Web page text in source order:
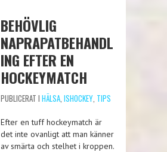
BEHÖVLIG
NAPRAPATBEHANDL
ING EFTER EN
HOCKEYMATCH
PUBLICERAT I HÄLSA, ISHOCKEY, TIPS
Efter en tuff hockeymatch är
det inte ovanligt att man känner
av smärta och stelhet i kroppen.